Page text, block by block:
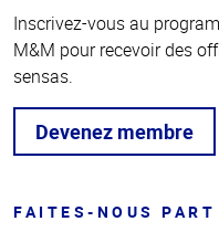
Inscrivez-vous au
M&M pour recevoir des
sensas.
Devenez membre
FAITES-NOUS